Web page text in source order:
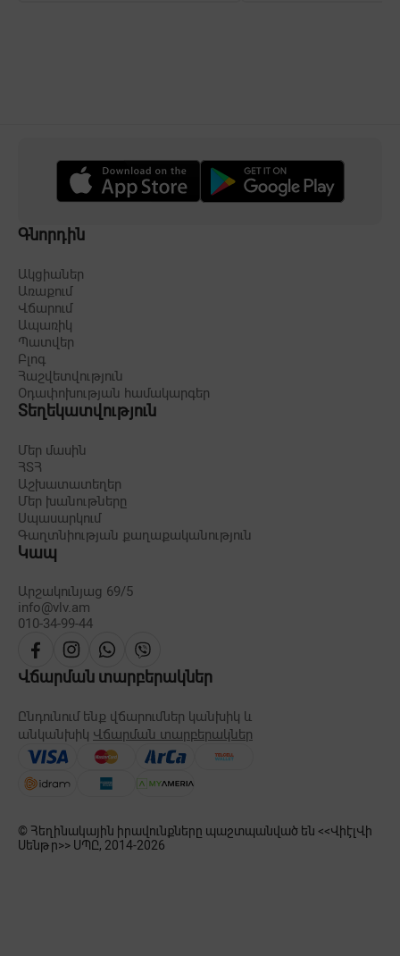
Գնորդին
Ակցիաներ
Առաքում
Վճարում
Ապառիկ
Պատվեր
Բլոգ
Հաշվետվություն
Օդափոխության համակարգեր
Տեղեկատվություն
Մեր մասին
ՀՏՀ
Աշխատատեղեր
Մեր խանութները
Սպասարկում
Գաղտնիության քաղաքականություն
Կապ
Արշակունյաց 69/5
info@vlv.am
010-34-99-44
Վճարման տարբերակներ
Ընդունում ենք վճարումներ կանխիկ և
անկանխիկ Վճարման տարբերակներ
© Հեղինակային իրավունքները պաշտպանված են <<ՎիէլՎի
Սենթր>> ՍՊԸ, 2014-2026